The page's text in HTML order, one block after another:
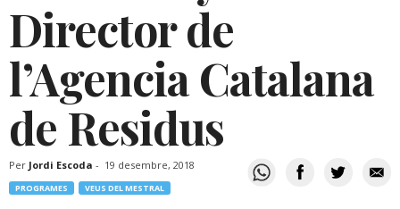
Director de
l’Agencia Catalana
de Residus
Per Jordi Escoda - 19 desembre, 2018
PROGRAMES VEUS DEL MESTRAL